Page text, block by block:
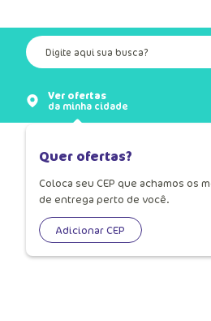
Digite aqui sua busca?
Ver ofertas
da minha cidade
Quer ofertas?
Coloca seu CEP que achamos os
de entrega perto de você.
Adicionar CEP